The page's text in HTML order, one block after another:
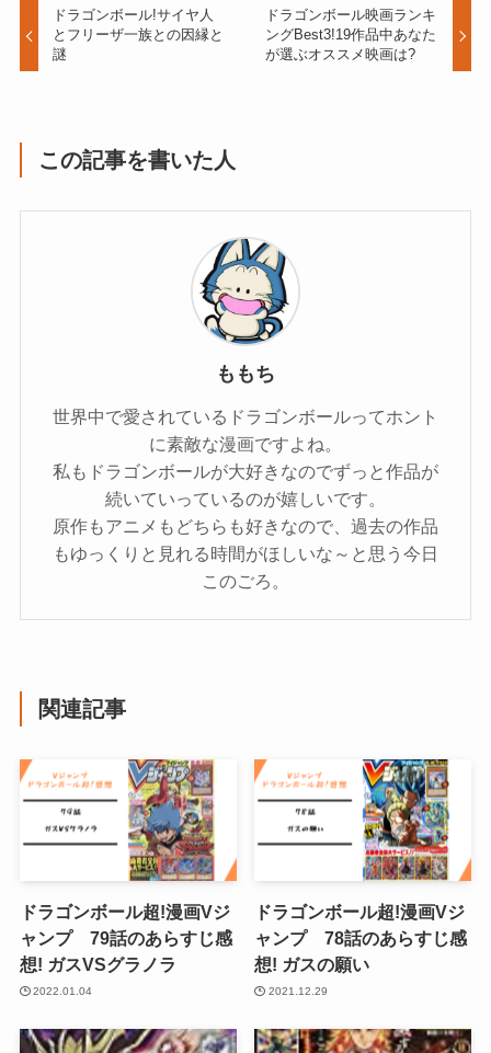
ドラゴンボール!サイヤ人
とフリーザ一族との因縁と
謎
ドラゴンボール映画ランキ
ングBest3!19作品中あなた
が選ぶオススメ映画は?
この記事を書いた人
ももち
世界中で愛されているドラゴンボールってホント
に素敵な漫画ですよね。
私もドラゴンボールが大好きなのでずっと作品が
続いていっているのが嬉しいです。
原作もアニメもどちらも好きなので、過去の作品
もゆっくりと見れる時間がほしいな～と思う今日
このごろ。
関連記事
ドラゴンボール超!漫画Vジ
ャンプ 79話のあらすじ感
想! ガスVSグラノラ
2022.01.04
ドラゴンボール超!漫画Vジ
ャンプ 78話のあらすじ感
想! ガスの願い
2021.12.29